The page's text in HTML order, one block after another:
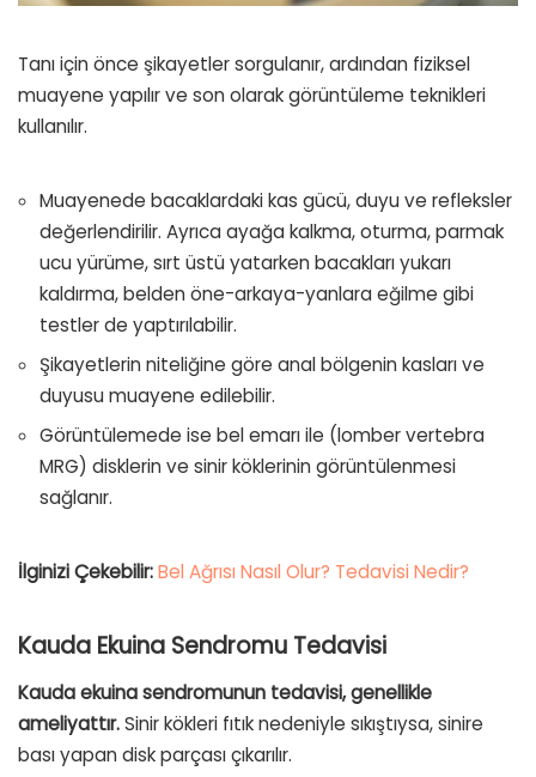
Tanı için önce şikayetler sorgulanır, ardından fiziksel
muayene yapılır ve son olarak görüntüleme teknikleri
kullanılır.
Muayenede bacaklardaki kas gücü, duyu ve refleksler
değerlendirilir. Ayrıca ayağa kalkma, oturma, parmak
ucu yürüme, sırt üstü yatarken bacakları yukarı
kaldırma, belden öne-arkaya-yanlara eğilme gibi
testler de yaptırılabilir.
Şikayetlerin niteliğine göre anal bölgenin kasları ve
duyusu muayene edilebilir.
Görüntülemede ise bel emarı ile (lomber vertebra
MRG) disklerin ve sinir köklerinin görüntülenmesi
sağlanır.
İlginizi Çekebilir:Bel Ağrısı Nasıl Olur? Tedavisi Nedir?
Kauda Ekuina Sendromu Tedavisi
Kauda ekuina sendromunun tedavisi, genellikle
ameliyattır.Sinir kökleri fıtık nedeniyle sıkıştıysa, sinire
bası yapan disk parçası çıkarılır.